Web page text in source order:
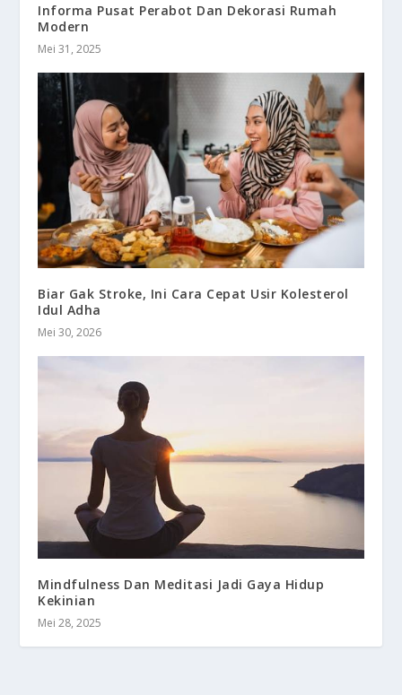
Informa Pusat Perabot Dan Dekorasi Rumah
Modern
Mei 31, 2025
Biar Gak Stroke, Ini Cara Cepat Usir Kolesterol
Idul Adha
Mei 30, 2026
Mindfulness Dan Meditasi Jadi Gaya Hidup
Kekinian
Mei 28, 2025